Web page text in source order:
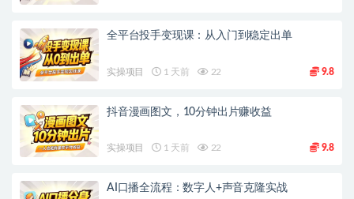
全平台投手变现课：从入门到稳定出单
实操项目 1 天前 22 9.8
抖音漫画图文，10分钟出片赚收益
实操项目 1 天前 22 9.8
AI口播全流程：数字人+声音克隆实战